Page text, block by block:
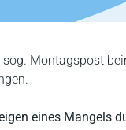
sog. Montagspost
eines Mangels